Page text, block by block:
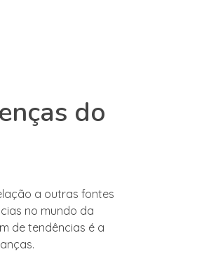
do
a outras fontes
no mundo da
de tendências é a